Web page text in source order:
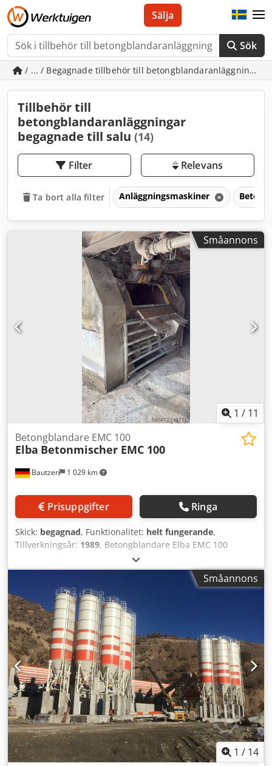
Sök
Sälja
/ ... / Begagnade tillbehör till betongblandaranläggningar
Tillbehör till
betongblandaranläggningar
begagnade till salu (14)
Filter Relevans
Ta bort alla filter Anläggningsmaskiner
Småannons
1 / 11
Bautzen 1 029 km
Betongblandare EMC 100
Elba Betonmischer EMC 100
Prisuppgifter Ringa
Skick: begagnad, Funktionalitet: helt fungerande,
Tillverkningsår: 1989, Betongblandare Elba EMC 100
Cedpfx Aozrwqusmvorf Tillverkningsår 1989 -fullständigt
renoverad 2024 -axel/lager ... nytt
Småannons
1 / 14